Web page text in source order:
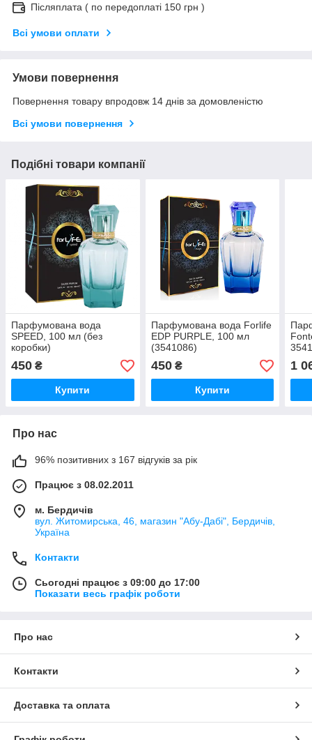
Післяплата ( по передоплаті 150 грн )
Всі умови оплати
Умови повернення
Повернення товару впродовж 14 днів за домовленістю
Всі умови повернення
Подібні товари компанії
Парфумована вода
SPEED, 100 мл (без
коробки)
450 ₴
Купити
Парфумована вода Forlife
EDP PURPLE, 100 мл
(3541086)
450₴
Купити
1
Про нас
96% позитивних з 167 відгуків за рік
Працює з 08.02.2011
м. Бердичів
вул. Житомирська, 46, магазин "Абу-Дабі", Бердичів,
Україна
Контакти
Сьогодні працює з 09:00 до 17:00
Показати весь графік роботи
Про нас
Контакти
Доставка та оплата